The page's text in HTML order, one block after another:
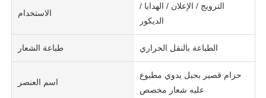
الاستخدام
الترويج / الإعلان / الهدايا /
الديكور
طباعة الشعار الطباعة بالنقل الحراري
اسم العنصر
حزام قصير بحبل يدوي مطبوع
عليه شعار مخصص